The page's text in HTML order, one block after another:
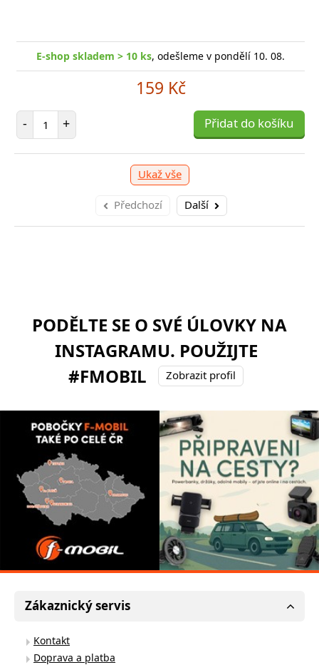
E-shop skladem > 10 ks, odešleme v pondělí 10. 08.
159 Kč
- Počet položek
+ Přidat do košíku
Ukaž vše
Předchozí Další
skladem > 10 ks, odešleme v pondělí 10. 08.
položek
+ Přidat do košíku -
PODĚLTE SE O SVÉ ÚLOVKY NA
INSTAGRAMU. POUŽIJTE
#FMOBIL
Zobrazit profil
Zákaznický servis
Kontakt
Doprava a platba